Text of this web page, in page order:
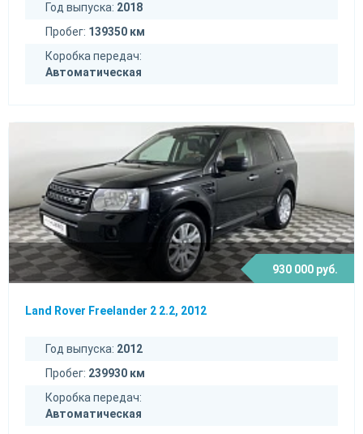
Год выпуска: 2018
Пробег: 139350 км
Коробка передач:
Автоматическая
930 000 руб.
Land Rover Freelander 2 2.2, 2012
Год выпуска: 2012
Пробег: 239930 км
Коробка передач:
Автоматическая